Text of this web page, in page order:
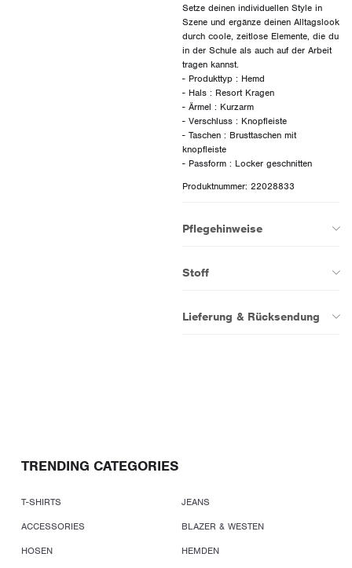
Setze deinen individuellen Style in
Szene und ergänze deinen Alltagslook
durch coole, zeitlose Elemente, die du
in der Schule als auch auf der Arbeit
tragen kannst.
- Produkttyp : Hemd
- Hals : Resort Kragen
- Ärmel : Kurzarm
- Verschluss : Knopfleiste
- Taschen : Brusttaschen mit
knopfleiste
- Passform : Locker geschnitten
Produktnummer: 22028833
Pflegehinweise
Stoff
Lieferung & Rücksendung
TRENDING CATEGORIES
T-SHIRTS
JEANS
ACCESSORIES
BLAZER & WESTEN
HOSEN
HEMDEN